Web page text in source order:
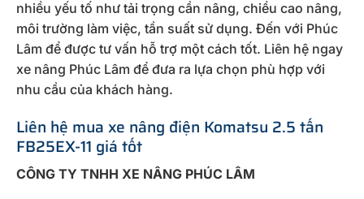
nhiều yếu tố như tải trọng cần nâng, chiều cao nâng,
môi trường làm việc, tần suất sử dụng. Đến với Phúc
Lâm để được tư vấn hỗ trợ một cách tốt. Liên hệ ngay
xe nâng Phúc Lâm để đưa ra lựa chọn phù hợp với
nhu cầu của khách hàng.
Liên hệ mua xe nâng điện Komatsu 2.5 tấn
FB25EX-11 giá tốt
CÔNG TY TNHH XE NÂNG PHÚC LÂM